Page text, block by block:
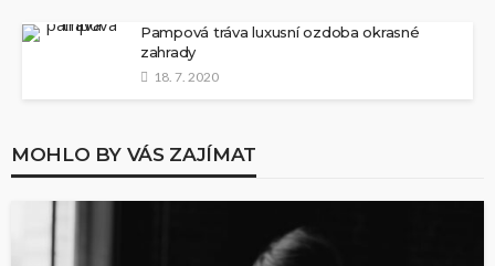
Pampová tráva luxusní ozdoba okrasné
zahrady
18. 7. 2020
MOHLO BY VÁS ZAJÍMAT